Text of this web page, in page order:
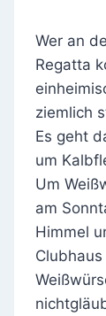
Wer an
Regatta
ziemlich
Es geht
um
Um
am
Himmel